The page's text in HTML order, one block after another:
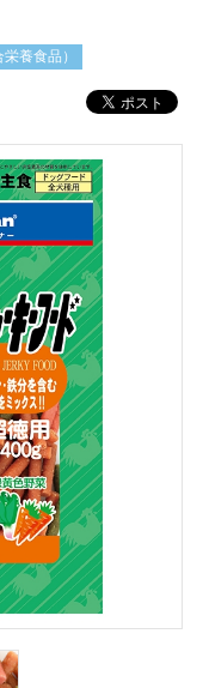
English
養食品）